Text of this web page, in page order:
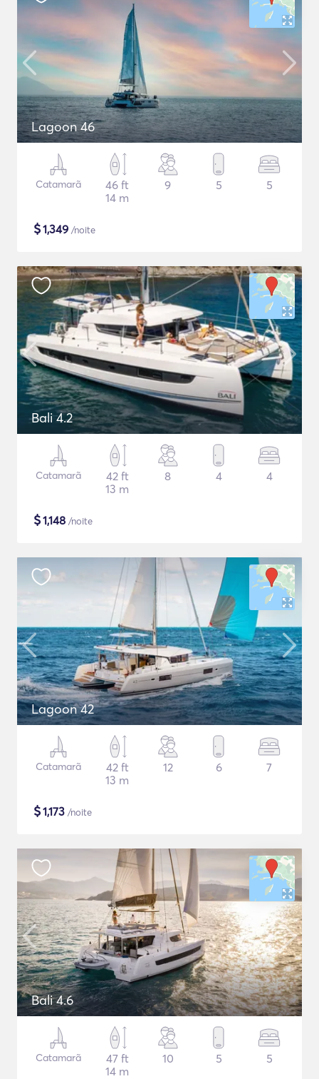
Lagoon 46
Catamarã
46 ft
14 m
9 5 5
$1,349 /noite
Bali 4.2
Catamarã
42 ft
13 m
8 4 4
$1,148 /noite
Lagoon 42
Catamarã
42 ft
13 m
12 6 7
$1,173 /noite
Bali 4.6
Catamarã
47 ft
14 m
10 5 5